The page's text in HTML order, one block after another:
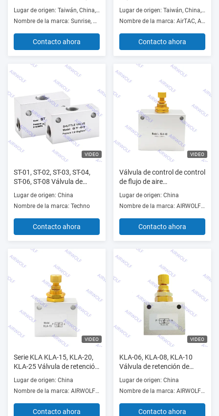
unidireccional serie Sunrise
RE 1/8", 1/4", 3/8", 1/2"
Lugar de origen: Taiwán, China, China
Nombre de la marca: Sunrise, Nielsen, AIRWOLF or OEM
Contacto ahora
serie ASC 1/8", 1/4", 3/8",
1/2"
Lugar de origen: Taiwán, China, China
Nombre de la marca: AirTAC, AIRWOLF or OEM
Contacto ahora
VIDEO
ST-01, ST-02, ST-03, ST-04,
ST-06, ST-08 Válvula de
lanzadera unidireccional
serie ST 1/8", 1/4", 3/8", 1/2",
3/4", 1"
Lugar de origen: China
Nombre de la marca: Techno
Contacto ahora
VIDEO
Válvula de control de control
de flujo de aire
unidireccional de la serie
KLA-32, KLA-40, KLA-50 de
1 1/4, 1 1/2, 2 ".
Lugar de origen: China
Nombre de la marca: AIRWOLF or OEM
Contacto ahora
VIDEO
Serie KLA KLA-15, KLA-20,
KLA-25 Válvula de retención
de control de flujo de aire
unidireccional 1/2", 3/4", 1"
Lugar de origen: China
Nombre de la marca: AIRWOLF or OEM
Contacto ahora
VIDEO
KLA-06, KLA-08, KLA-10
Válvula de retención de
control de flujo de aire
unidireccional de la serie
KLA 1/8", 1/4", 3/8"
Lugar de origen: China
Nombre de la marca: AIRWOLF or OEM
Contacto ahora